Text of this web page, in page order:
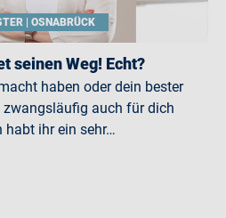
| OSNABRÜCK
seinen Weg! Echt?
haben oder dein bester
auch für dich
habt ihr ein sehr…